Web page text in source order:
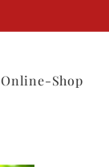
Online-Shop